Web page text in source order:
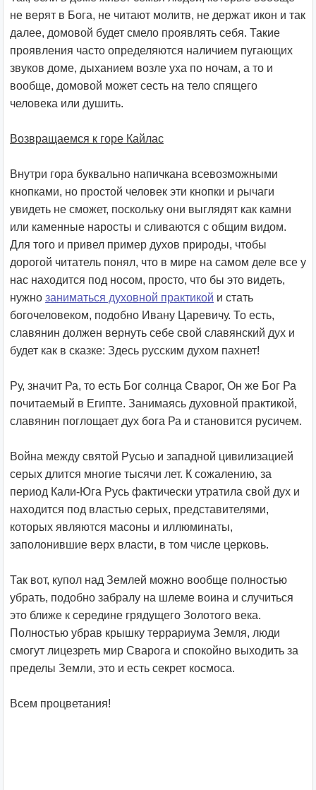
не верят в Бога, не читают молитв, не держат икон и так
далее, домовой будет смело проявлять себя. Такие
проявления часто определяются наличием пугающих
звуков доме, дыханием возле уха по ночам, а то и
вообще, домовой может сесть на тело спящего
человека или душить.
Возвращаемся к горе Кайлас
Внутри гора буквально напичкана всевозможными
кнопками, но простой человек эти кнопки и рычаги
увидеть не сможет, поскольку они выглядят как камни
или каменные наросты и сливаются с общим видом.
Для того и привел пример духов природы, чтобы
дорогой читатель понял, что в мире на самом деле все у
нас находится под носом, просто, что бы это видеть,
нужно заниматься духовной практикой и стать
богочеловеком, подобно Ивану Царевичу. То есть,
славянин должен вернуть себе свой славянский дух и
будет как в сказке: Здесь русским духом пахнет!
Ру, значит Ра, то есть Бог солнца Сварог, Он же Бог Ра
почитаемый в Египте. Занимаясь духовной практикой,
славянин поглощает дух бога Ра и становится русичем.
Война между святой Русью и западной цивилизацией
серых длится многие тысячи лет. К сожалению, за
период Кали-Юга Русь фактически утратила свой дух и
находится под властью серых, представителями,
которых являются масоны и иллюминаты,
заполонившие верх власти, в том числе церковь.
Так вот, купол над Землей можно вообще полностью
убрать, подобно забралу на шлеме воина и случиться
это ближе к середине грядущего Золотого века.
Полностью убрав крышку террариума Земля, люди
смогут лицезреть мир Сварога и спокойно выходить за
пределы Земли, это и есть секрет космоса.
Всем процветания!